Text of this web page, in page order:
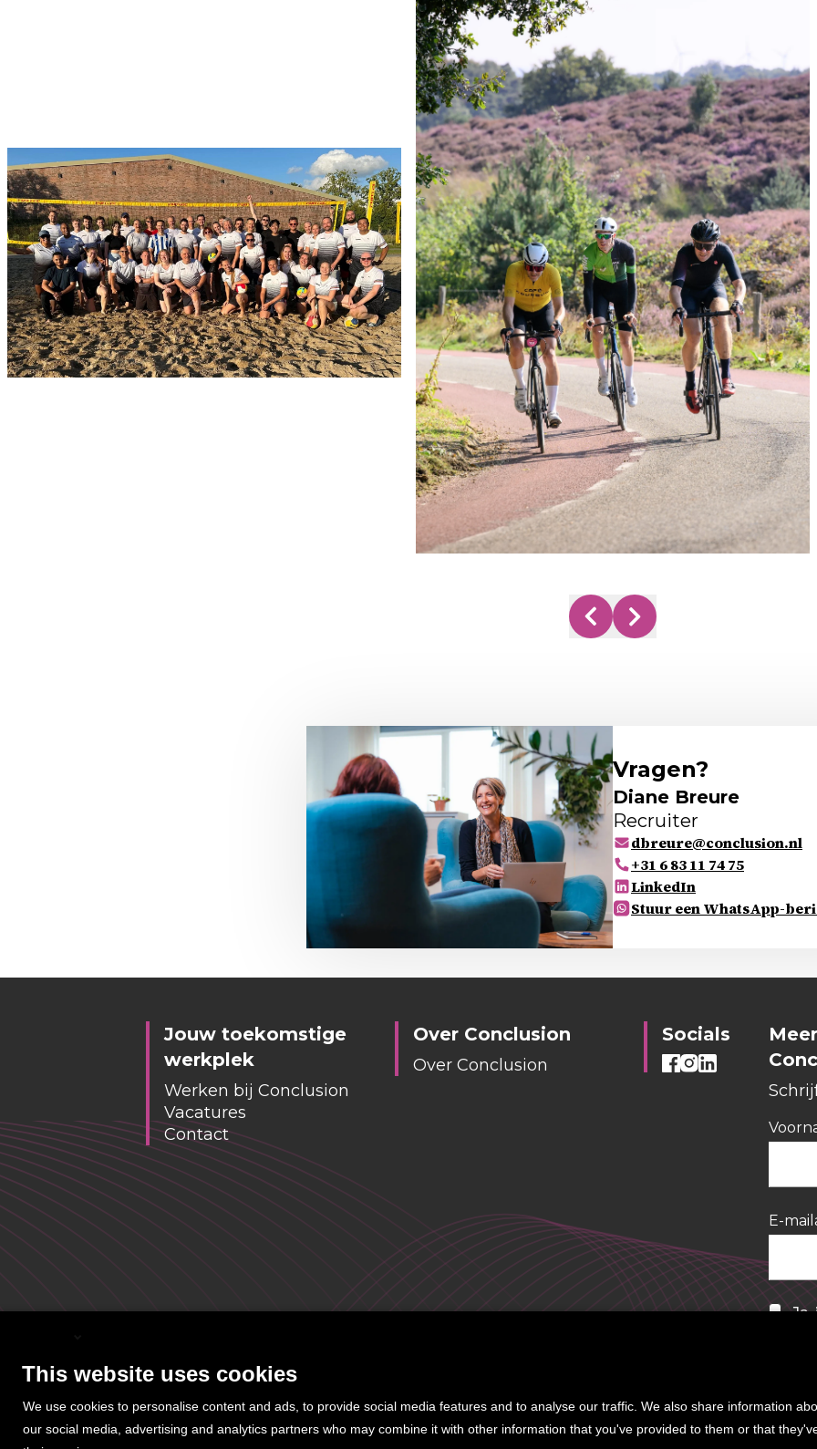
Vragen?
Diane Breure
Recruiter
dbreure@conclusion.nl
+31 6 83 11 74 75
LinkedIn
Stuur een WhatsApp-
Jouw toekomstige
werkplek
Werken bij Conclusion
Vacatures
Contact
Over Conclusion
Over Conclusion
Socials
E-
This website uses cookies
We use cookies to personalise content and ads, to provide social media features and to analyse our traffic. We also share information
our social media, advertising and analytics partners who may combine it with other information that you've provided to them or that